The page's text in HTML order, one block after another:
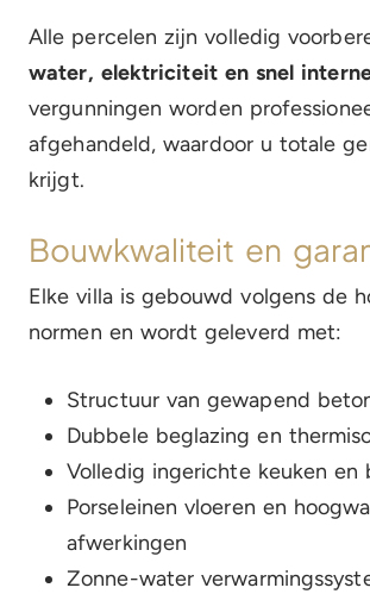
Alle percelen zijn volledig
water, elektriciteit en snel
vergunningen worden
afgehandeld, waardoor u totale
krijgt.
Bouwkwaliteit en
Elke villa is gebouwd volgens de
normen en wordt geleverd met:
Structuur van gewapend
Dubbele beglazing en
Volledig ingerichte keuken en
Porseleinen vloeren en
afwerkingen
Zonne-water